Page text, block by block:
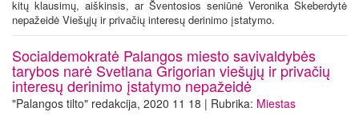
kitų klausimų, aiškinsis, ar Šventosios seniūnė Veronika Skeberdytė
nepažeidė Viešųjų ir privačių interesų derinimo įstatymo.
Socialdemokratė Palangos miesto savivaldybės
tarybos narė Svetlana Grigorian viešųjų ir privačių
interesų derinimo įstatymo nepažeidė
"Palangos tilto" redakcija, 2020 11 18 | Rubrika: Miestas